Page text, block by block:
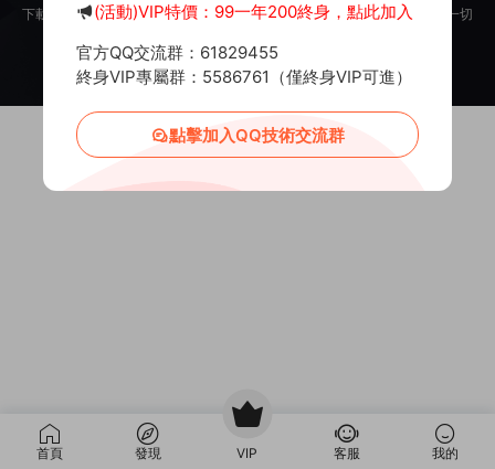
下載用戶僅供學習交流，若使用商業用途，請購買正版授權，否則産生的一切
Copyright © 2012-2025 MiR6.COMAll Rights Reserved
投訴郵箱： Mail@Mir6.com 蜀ICP備2022016462号-2
首頁 發現 VIP 客服 我的
(活動)VIP特價：99一年200終身，點此加入
官方QQ交流群：61829455
終身VIP專屬群：5586761（僅終身VIP可進）
點擊加入QQ技術交流群